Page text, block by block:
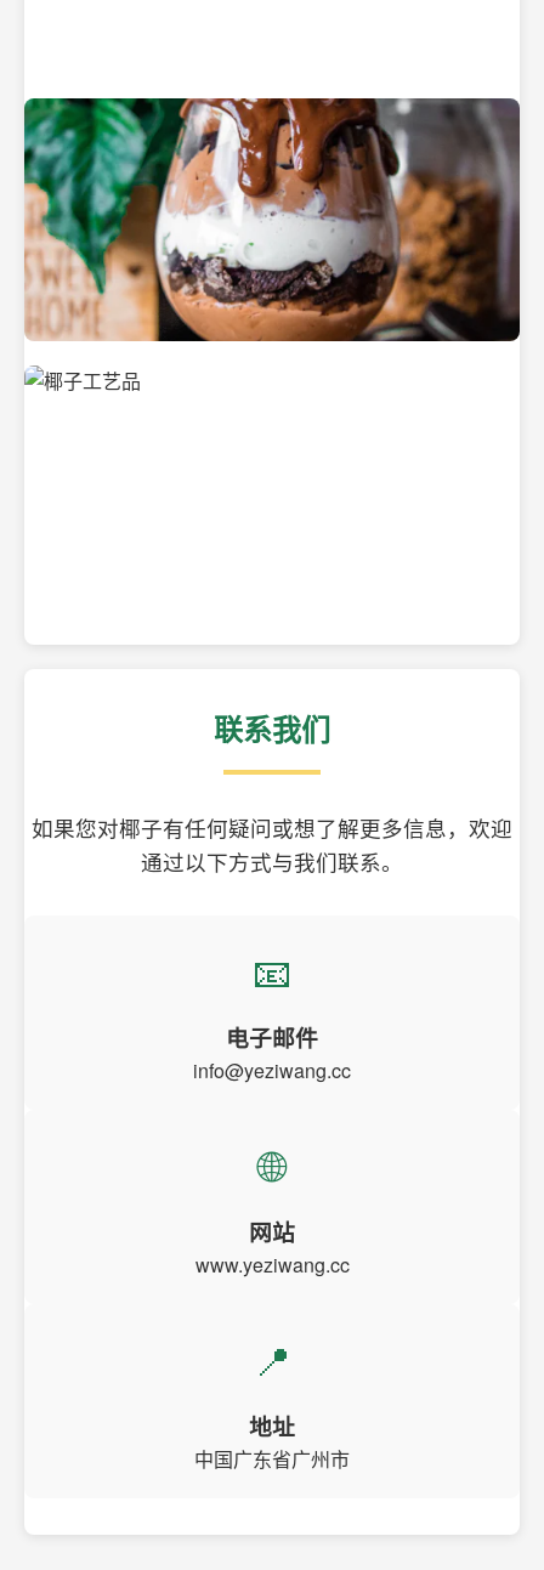
纯净的初榨椰子油
美味的椰子食品
联系我们
如果您对椰子有任何疑问或想了解更多信息，欢迎
通过以下方式与我们联系。
📧
电子邮件
info@yeziwang.cc
🌐
网站
www.yeziwang.cc
📍
地址
中国广东省广州市